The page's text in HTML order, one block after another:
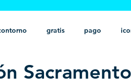
gratis pago
minimalista psd